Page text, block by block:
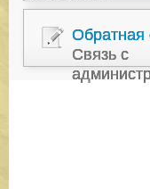
Обратная
Связь с